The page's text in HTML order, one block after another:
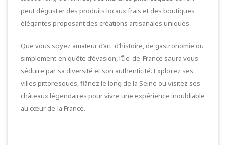
peut déguster des produits locaux frais et des boutiques
élégantes proposant des créations artisanales uniques.
Que vous soyez amateur d’art, d’histoire, de gastronomie ou
simplement en quête d’évasion, l’Île-de-France saura vous
séduire par sa diversité et son authenticité. Explorez ses
villes pittoresques, flânez le long de la Seine ou visitez ses
châteaux légendaires pour vivre une expérience inoubliable
au cœur de la France.